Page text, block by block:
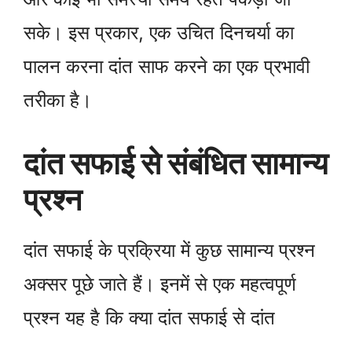
सके। इस प्रकार, एक उचित दिनचर्या का
पालन करना दांत साफ करने का एक प्रभावी
तरीका है।
दांत सफाई से संबंधित सामान्य
प्रश्न
दांत सफाई के प्रक्रिया में कुछ सामान्य प्रश्न
अक्सर पूछे जाते हैं। इनमें से एक महत्वपूर्ण
प्रश्न यह है कि क्या दांत सफाई से दांत